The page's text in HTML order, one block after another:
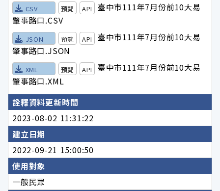
CSV 預覽 API
臺中市111年7月份前10大易
肇事路口.CSV
JSON 預覽 API
臺中市111年7月份前10大易
肇事路口.JSON
XML 預覽 API
臺中市111年7月份前10大易
肇事路口.XML
詮釋資料更新時間
2023-08-02 11:31:22
建立日期
2022-09-21 15:00:50
使用對象
一般民眾